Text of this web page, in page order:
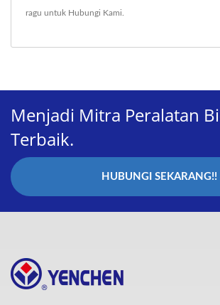
ragu untuk Hubungi Kami
Menjadi Mitra Peralatan
Terbaik.
HUBUNGI SEKARANG!!